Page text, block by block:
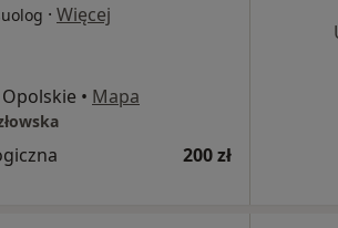
· Więcej
• Mapa
200 zł